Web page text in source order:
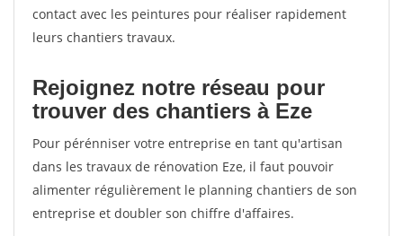
contact avec les peintures pour réaliser rapidement
leurs chantiers travaux.
Rejoignez notre réseau pour
trouver des chantiers à Eze
Pour pérénniser votre entreprise en tant qu'artisan
dans les travaux de rénovation Eze, il faut pouvoir
alimenter régulièrement le planning chantiers de son
entreprise et doubler son chiffre d'affaires.